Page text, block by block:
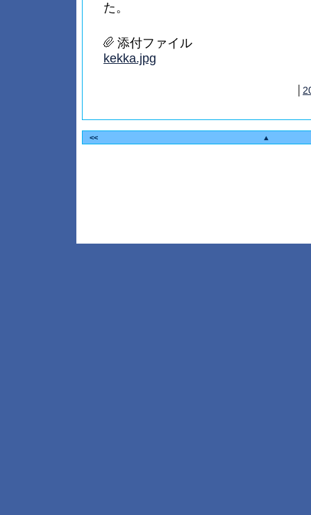
た。
添付ファイル
kekka.jpg
<< ▲